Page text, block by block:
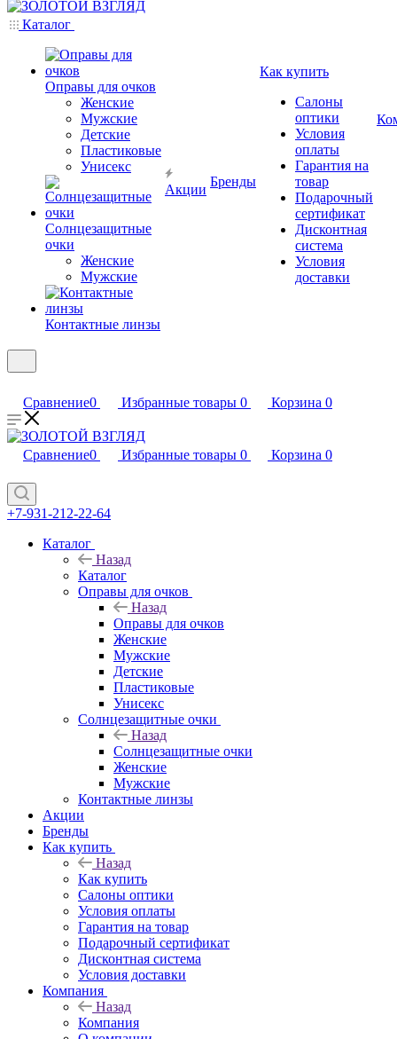
Каталог
Оправы для очков
Женские
Мужские
Детские
Пластиковые
Унисекс
Солнцезащитные
очки
Женские
Мужские
Контактные линзы
Акции
Бренды
Как купить
Салоны
оптики
Условия
оплаты
Гарантия на
товар
Подарочный
сертификат
Дисконтная
система
Условия
доставки
Сравнение0 Избранные товары 0 Корзина 0
Сравнение0 Избранные товары 0 Корзина 0
+7-931-212-22-64
Каталог
Назад
Каталог
Оправы для очков
Назад
Оправы для очков
Женские
Мужские
Детские
Пластиковые
Унисекс
Солнцезащитные очки
Назад
Солнцезащитные очки
Женские
Мужские
Контактные линзы
Акции
Бренды
Как купить
Назад
Как купить
Салоны оптики
Условия оплаты
Гарантия на товар
Подарочный сертификат
Дисконтная система
Условия доставки
Компания
Назад
Компания